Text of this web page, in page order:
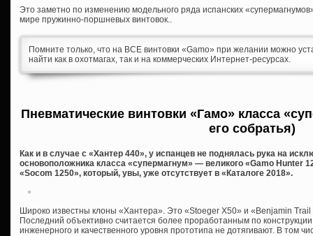
Это заметно по изменению модельного ряда испанских
мире пружинно-поршневых винтовок..
Помните только, что на ВСЕ винтовки «Gamo» при желании можно
найти как в охотмагах, так и на коммерческих Интернет-ресурсах.
Пневматические винтовки «Гамо» класса
его собратья)
Как и в случае с «Хантер 440», у испанцев не поднялась рука на
основоположника класса «супермагнум» — великого «Gamo Hunter
«Socom 1250», который, увы, уже отсутствует в «Каталоге 2018».
Широко известны клоны «Хантера». Это «Stoeger X50» и «Benjamin
Последний объективно считается более проработанным по
инженерного и качественного уровня прототипа не дотягивают. В том